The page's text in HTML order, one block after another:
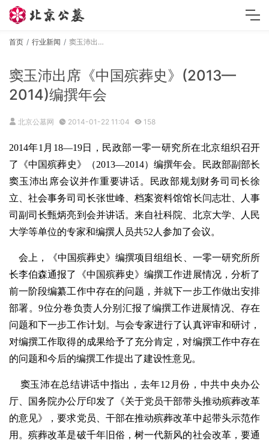
首页 行业新闻 窦玉沛出席《中国殡葬史》(2013—2014)编撰年会
窦玉沛出席《中国殡葬史》(2013—
2014)编撰年会
北京公墓网 2014-01-22 11:04 158
2014年1月18—19日，民政部一零一研究所在北京组织召开
了《中国殡葬史》（2013—2014）编撰年会。民政部副部长
窦玉沛出席会议并作重要讲话。民政部规划财务司司长徐
立、社会事务司司长张世峰、档案资料馆馆长闫志壮、人事
司副司长甄炳亮到会并讲话。来自社科院、北京大学、人民
大学等单位的专家和编撰人员共52人参加了会议。
会上，《中国殡葬史》编撰项目组组长、一零一研究所所
长李伯森通报了《中国殡葬史》编撰工作进展情况，分析了
前一阶段编纂工作中存在的问题，并就下一步工作做出安排
部署。9位分卷负责人分别汇报了编撰工作进展情况、存在
问题和下一步工作计划。与会专家进行了认真评审和研讨，
对编撰工作取得的成果给予了充分肯定，对编撰工作中存在
的问题和今后的编撰工作提出了建设性意见。
窦玉沛在总结讲话中指出，去年12月份，中共中央办公
厅、国务院办公厅印发了《关于党员干部带头推动殡葬改革
的意见》，要求党员、干部在推动殡葬改革中起带头示范作
用。殡葬改革是破千年旧俗，树一代新风的社会改革，要通